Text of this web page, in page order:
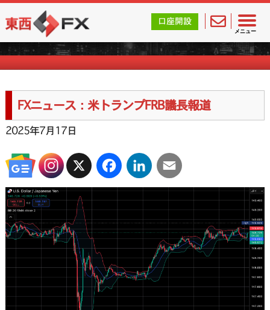
メニュー
東西FX｜海外FX会社（ブローカー）の無料口座開設サポ
口座開設
FXニュース一覧
FXニュース：米トランプFRB議長報道
2025年7月17日
X FacebookLinkedInEmail